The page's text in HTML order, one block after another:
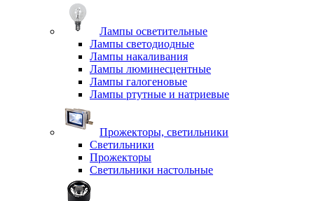
Лампы осветительные
Лампы светодиодные
Лампы накаливания
Лампы люминесцентные
Лампы галогеновые
Лампы ртутные и натриевые
Прожекторы, светильники
Светильники
Прожекторы
Светильники настольные